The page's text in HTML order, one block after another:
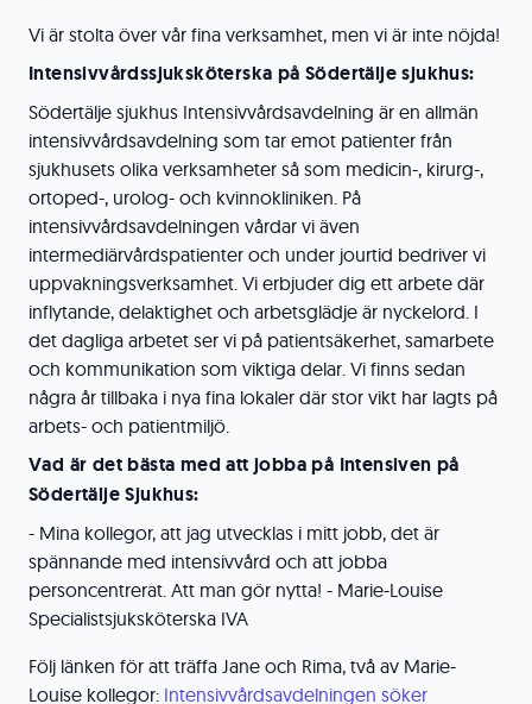
Vi är stolta över vår fina verksamhet, men vi är inte nöjda!
Intensivvårdssjuksköterska på Södertälje sjukhus:
Södertälje sjukhus Intensivvårdsavdelning är en allmän
intensivvårdsavdelning som tar emot patienter från
sjukhusets olika verksamheter så som medicin-, kirurg-,
ortoped-, urolog- och kvinnokliniken. På
intensivvårdsavdelningen vårdar vi även
intermediärvårdspatienter och under jourtid bedriver vi
uppvakningsverksamhet. Vi erbjuder dig ett arbete där
inflytande, delaktighet och arbetsglädje är nyckelord. I
det dagliga arbetet ser vi på patientsäkerhet, samarbete
och kommunikation som viktiga delar. Vi finns sedan
några år tillbaka i nya fina lokaler där stor vikt har lagts på
arbets- och patientmiljö.
Vad är det bästa med att jobba på Intensiven på
Södertälje Sjukhus:
- Mina kollegor, att jag utvecklas i mitt jobb, det är
spännande med intensivvård och att jobba
personcentrerat. Att man gör nytta! - Marie-Louise
Specialistsjuksköterska IVA
Följ länken för att träffa Jane och Rima, två av Marie-
Louise kollegor: Intensivvårdsavdelningen söker